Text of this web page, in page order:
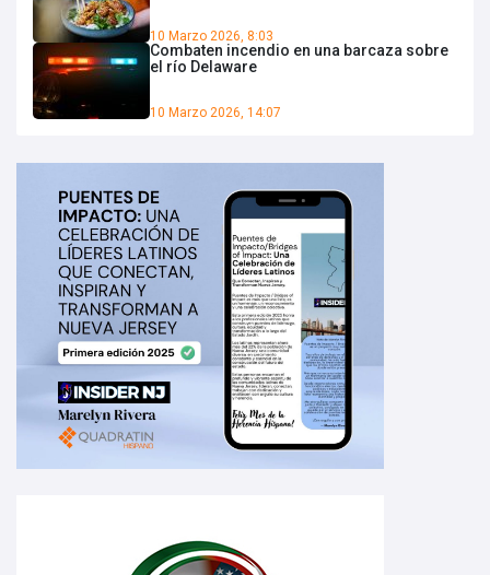
10 Marzo 2026, 8:03
Combaten incendio en una barcaza sobre
el río Delaware
10 Marzo 2026, 14:07